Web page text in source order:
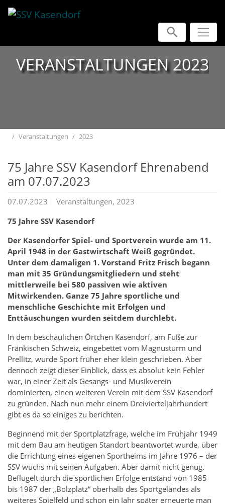
Direkt zur Hauptnavigation springen
Direkt zum Inhalt springen
Jump to sub navigation
VERANSTALTUNGEN 2023
HomeVeranstaltungen 2023
75 Jahre SSV Kasendorf Ehrenabend
am 07.07.2023
07.07.2023
Veranstaltungen, 2023
75 Jahre SSV Kasendorf
Der Kasendorfer Spiel- und Sportverein wurde am 11.
April 1948 in der Gastwirtschaft Weiß gegründet.
Unter dem damaligen 1. Vorstand Fritz Frisch begann
man mit 35 Gründungsmitgliedern und steht
mittlerweile bei 580 passiven wie aktiven
Mitwirkenden. Ganze 75 Jahre sportliche und
menschliche Geschichte mit Erfolgen und
Enttäuschungen wurden seitdem durchlebt.
In dem beschaulichen Örtchen Kasendorf, am Fuße zur
Fränkischen Schweiz, eingebettet vom Magnusturm und
Prellitz, wurde Sport früher eher klein geschrieben. Aber
dennoch zeigt dieser Einblick, dass es absolut kein Fehler
war, in einer Zeit als Gesangs- und Musikverein
dominierten, einen weiteren Verein mit dem SSV Kasendorf
zu gründen. Nach nun mehr einem Dreivierteljahrhundert
gibt es da so einiges zu berichten.
Beginnend mit der Sportplatzfrage, welche im Frühjahr 1949
mit dem Bau am heutigen Standort beantwortet wurde, über
die Errichtung eines eigenen Sportheims im Jahre 1976 – der
SSV wuchs mit seinen Aufgaben. Aber damit nicht genug.
Beflügelt durch die sportlichen Erfolge entstand von 1985
bis 1987 der „Bolzplatz“ oberhalb des Sportgeländes als
weiteres Spielfeld und schon ein Jahr später erneuerte man